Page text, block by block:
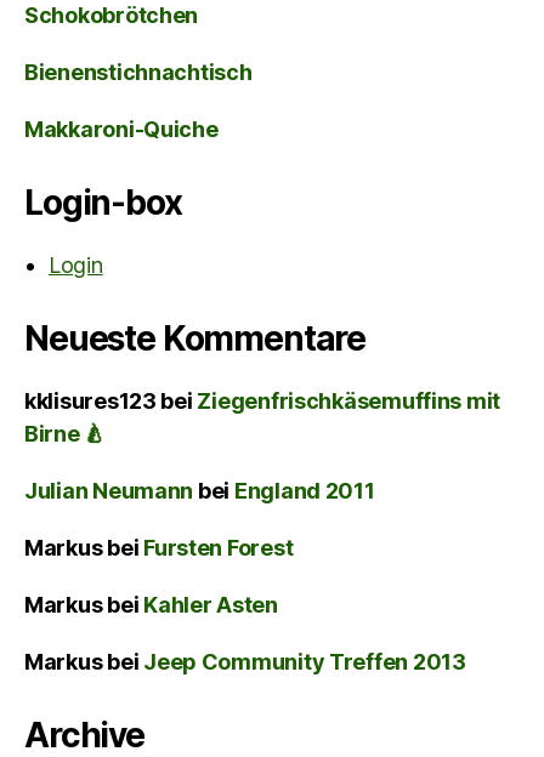
Schokobrötchen
Bienenstichnachtisch
Makkaroni-Quiche
Login-box
Login
Neueste Kommentare
kklisures123 bei Ziegenfrischkäsemuffins mit
Birne 🍐
Julian Neumann bei England 2011
Markusbei Fursten Forest
Markusbei Kahler Asten
Markusbei Jeep Community Treffen 2013
Archive